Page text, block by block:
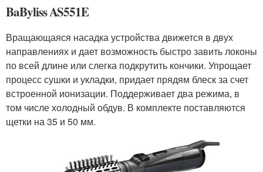
BaByliss AS551E
Вращающаяся насадка устройства движется в двух
направлениях и дает возможность быстро завить локоны
по всей длине или слегка подкрутить кончики. Упрощает
процесс сушки и укладки, придает прядям блеск за счет
встроенной ионизации. Поддерживает два режима, в
том числе холодный обдув. В комплекте поставляются
щетки на 35 и 50 мм.